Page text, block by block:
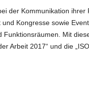
der Kommunikation ihrer
Kongresse sowie
Mit
Arbeit 2017“ und die